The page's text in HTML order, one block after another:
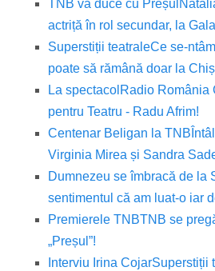
TNB vă duce cu Preșul
actriță în rol secundar, la
Superstiții teatraleCe se-
poate să rămână doar la
La spectacol Radio România
pentru Teatru - Radu Afrim!
Centenar Beligan la TNB
Virginia Mirea și Sandra
Dumnezeu se îmbracă de la
sentimentul că am luat-o iar
Premierele TNBTNB se
„Preșul”!
Interviu Irina CojarSuperstiții